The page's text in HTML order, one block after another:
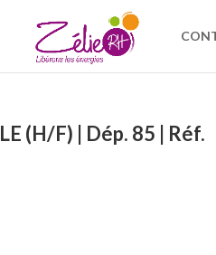
(H/F) | Dép. 85 | Réf.